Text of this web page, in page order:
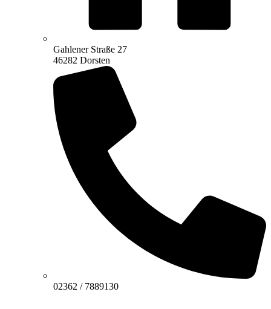
Gahlener Straße 27
46282 Dorsten
02362 / 7889130